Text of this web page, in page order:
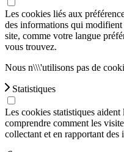
Les cookies liés aux
des informations qui
site, comme votre langue
vous trouvez.
Nous n\\\'utilisons pas de
Statistiques
Les cookies statistiques
comprendre comment les
collectant et en rapportant